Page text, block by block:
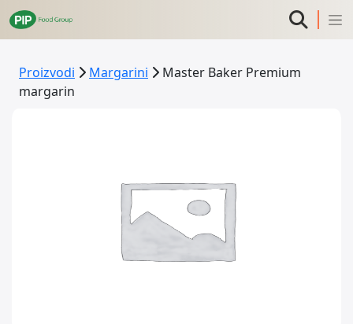
Proizvodi Margarini
Master Baker Premium
margarin